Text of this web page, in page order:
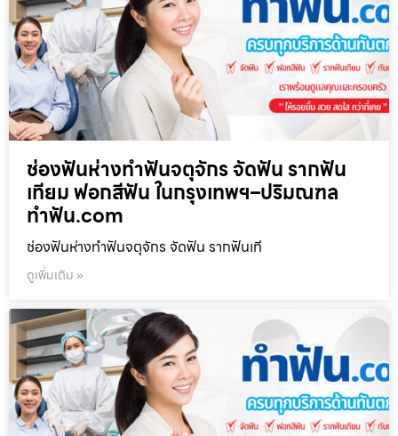
ช่องฟันห่างทำฟันจตุจักร จัดฟัน รากฟัน
เทียม ฟอกสีฟัน ในกรุงเทพฯ–ปริมณฑล
ทำฟัน.com
ช่องฟันห่างทำฟันจตุจักร จัดฟัน รากฟันเที
ดูเพิ่มเติม »